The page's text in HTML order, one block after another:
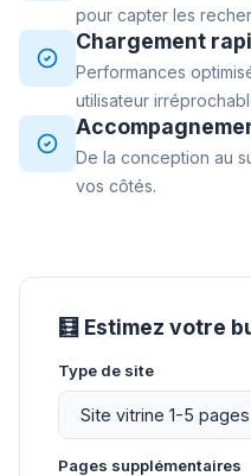
pour capter les
Chargement
Performances
utilisateur
De la conception au
vos côtés.
🧮 Estimez votre
Type de site
Pages supplémentaires